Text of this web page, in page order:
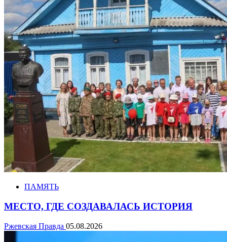
ПАМЯТЬ
МЕСТО, ГДЕ СОЗДАВАЛАСЬ ИСТОРИЯ
Ржевская Правда 05.08.2026